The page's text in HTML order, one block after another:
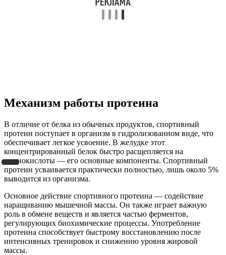
Механизм работы протеина
В отличие от белка из обычных продуктов, спортивный
протеин поступает в организм в гидролизованном виде, что
обеспечивает легкое усвоение. В желудке этот
концентрированный белок быстро расщепляется на
аминокислоты — его основные компоненты. Спортивный
протеин усваивается практически полностью, лишь около 5%
выводится из организма.
Основное действие спортивного протеина — содействие
наращиванию мышечной массы. Он также играет важную
роль в обмене веществ и является частью ферментов,
регулирующих биохимические процессы. Употребление
протеина способствует быстрому восстановлению после
интенсивных тренировок и снижению уровня жировой
массы.